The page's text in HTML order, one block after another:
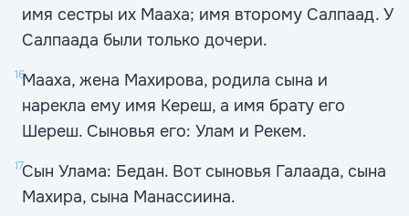
имя сестры их Мааха; имя второму Салпаад. У
Салпаада были только дочери.
16Мааха, жена Махирова, родила сына и
нарекла ему имя Кереш, а имя брату его
Шереш. Сыновья его: Улам и Рекем.
17Сын Улама: Бедан. Вот сыновья Галаада, сына
Махира, сына Манассиина.